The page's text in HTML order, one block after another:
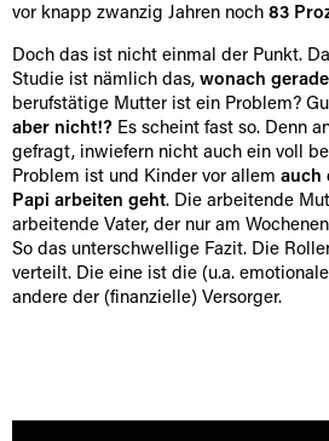
vor knapp zwanzig Jahren noch 83
Doch das ist nicht einmal der Punkt.
Studie ist nämlich das, wonach
berufstätige Mutter ist ein Problem?
aber nicht!? Es scheint fast so. Denn
gefragt, inwiefern nicht auch ein voll
Problem ist und Kinder vor allem auch
Papi arbeiten geht. Die arbeitende
arbeitende Vater, der nur am
So das unterschwellige Fazit. Die
verteilt. Die eine ist die (u.a.
andere der (finanzielle) Versorger.